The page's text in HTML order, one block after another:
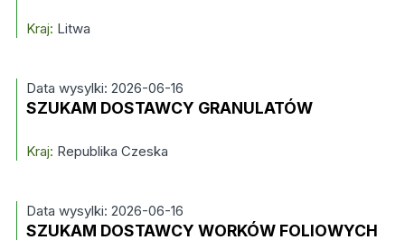
Kraj: Litwa
Data wysylki: 2026-06-16
SZUKAM DOSTAWCY GRANULATÓW
Kraj: Republika Czeska
Data wysylki: 2026-06-16
SZUKAM DOSTAWCY WORKÓW FOLIOWYCH